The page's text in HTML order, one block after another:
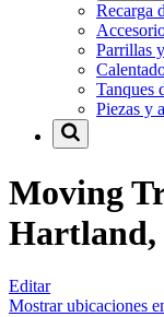
Recarga
Parrillas
Tanques
Piezas y
Moving
Editar
Mostrar ubicaciones